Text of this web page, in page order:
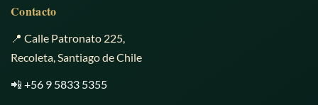
Contacto
📍 Calle Patronato 225,
Recoleta, Santiago de Chile
📲 +56 9 5833 5355